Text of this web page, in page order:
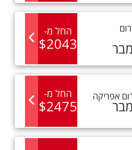
החל מ-
$2043
אפריקה החל מ-
$2475